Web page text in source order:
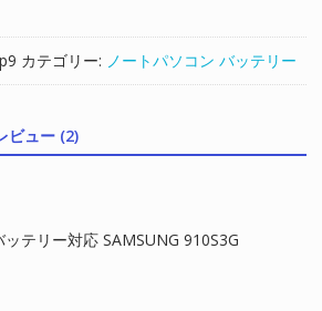
カテゴリー: ノートパソコン バッテリー
ビュー (2)
テリー対応 SAMSUNG 910S3G